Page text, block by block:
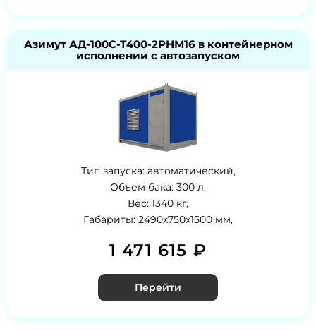
Азимут АД-100С-Т400-2РНМ16 в контейнерном
исполнении с автозапуском
Тип запуска: автоматический,
Объем бака: 300 л,
Вес: 1340 кг,
Габариты: 2490х750х1500 мм,
1 471 615 ₽
Перейти